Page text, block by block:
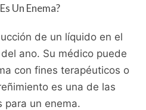
de un líquido en el
ano. Su médico puede
con fines terapéuticos o
es una de las
para un enema.